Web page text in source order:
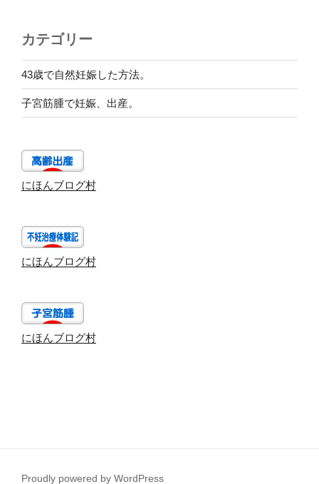
カテゴリー
43歳で自然妊娠した方法。
子宮筋腫で妊娠、出産。
にほんブログ村
にほんブログ村
にほんブログ村
Proudly powered by WordPress